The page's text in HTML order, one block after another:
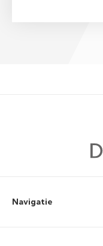
Navigatie